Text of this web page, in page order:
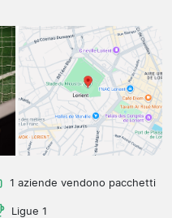
1 aziende vendono pacchetti
Ligue 1